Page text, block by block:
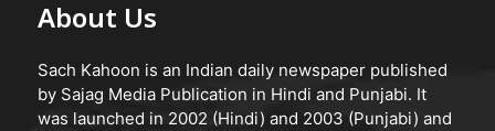
About Us
Sach Kahoon is an Indian daily newspaper published
by Sajag Media Publication in Hindi and Punjabi. It
was launched in 2002 (Hindi) and 2003 (Punjabi) and